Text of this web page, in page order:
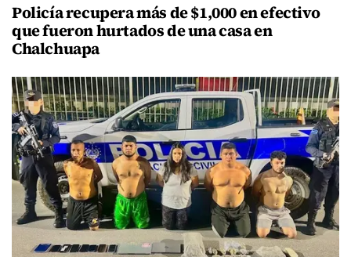
Policía recupera más de $1,000 en efectivo
que fueron hurtados de una casa en
Chalchuapa